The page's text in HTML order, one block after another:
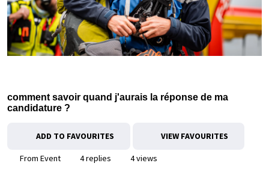
comment savoir quand j'aurais la réponse de ma
candidature ?
ADD TO FAVOURITES VIEW FAVOURITES
From Event 4 replies
4 views